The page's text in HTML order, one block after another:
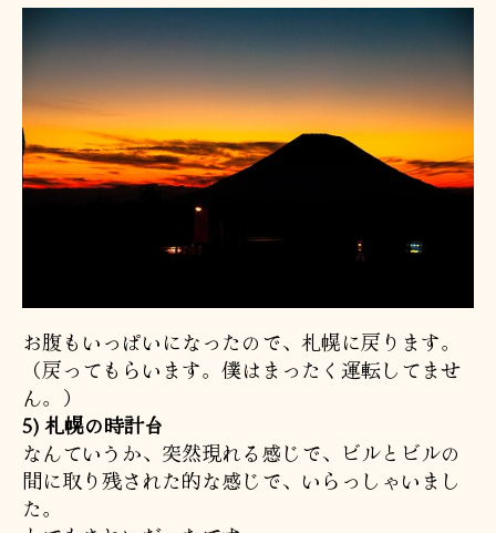
お腹もいっぱいになったので、札幌に戻ります。
（戻ってもらいます。僕はまったく運転してませ
ん。）
5) 札幌の時計台
なんていうか、突然現れる感じで、ビルとビルの
間に取り残された的な感じで、いらっしゃいまし
た。